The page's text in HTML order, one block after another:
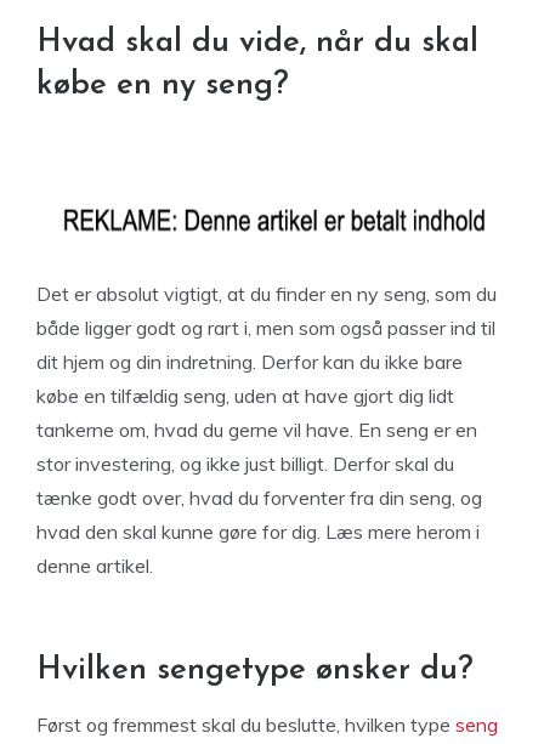
Hvad skal du vide, når du skal
købe en ny seng?
Det er absolut vigtigt, at du finder en ny seng, som du
både ligger godt og rart i, men som også passer ind til
dit hjem og din indretning. Derfor kan du ikke bare
købe en tilfældig seng, uden at have gjort dig lidt
tankerne om, hvad du gerne vil have. En seng er en
stor investering, og ikke just billigt. Derfor skal du
tænke godt over, hvad du forventer fra din seng, og
hvad den skal kunne gøre for dig. Læs mere herom i
denne artikel.
Hvilken sengetype ønsker du?
Først og fremmest skal du beslutte, hvilken type seng